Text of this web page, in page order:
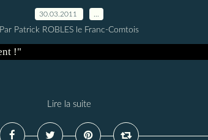
30.03.2011
Par Patrick ROBLES le Franc-Comtois
Lire la suite